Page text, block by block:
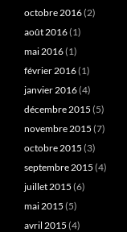
octobre 2016(2)
août 2016(1)
mai 2016(1)
février 2016(1)
janvier 2016(4)
décembre 2015 (5)
novembre 2015 (7)
octobre 2015 (3)
septembre 2015 (4)
juillet 2015 (6)
mai 2015 (5)
avril 2015 (4)